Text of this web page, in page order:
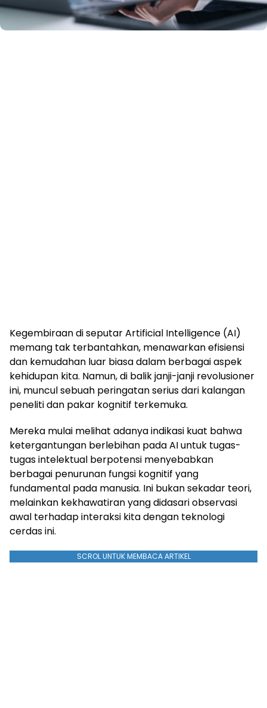
Kegembiraan di seputar Artificial Intelligence (AI)
memang tak terbantahkan, menawarkan efisiensi
dan kemudahan luar biasa dalam berbagai aspek
kehidupan kita. Namun, di balik janji-janji revolusioner
ini, muncul sebuah peringatan serius dari kalangan
peneliti dan pakar kognitif terkemuka.
Mereka mulai melihat adanya indikasi kuat bahwa
ketergantungan berlebihan pada AI untuk tugas-
tugas intelektual berpotensi menyebabkan
berbagai penurunan fungsi kognitif yang
fundamental pada manusia. Ini bukan sekadar teori,
melainkan kekhawatiran yang didasari observasi
awal terhadap interaksi kita dengan teknologi
cerdas ini.
SCROL UNTUK MEMBACA ARTIKEL